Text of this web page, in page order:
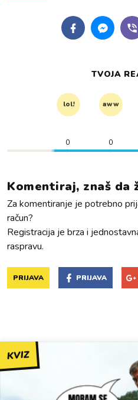
TVOJA
lol! aww
0 0
Komentiraj, znaš da
Za komentiranje je potrebno
račun?
Registracija je brza i
raspravu.
PRIJAVA PRIJAVA
KVIZ